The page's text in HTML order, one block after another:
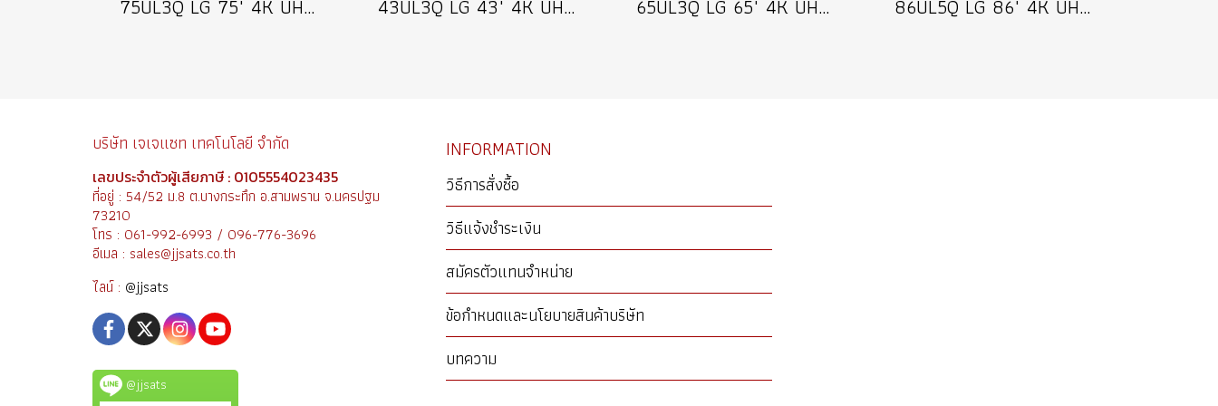
75UL3Q LG 75" 4K UHD Digital Signage 350 nits Information Display จอแสดงผลแบบดิจิทัลไซเน็จขนาด 75 นิ้ว ป้ายประชาสัมพันธ์เชิงพาณิชย์ รุ่น 75UL3Q 43UL3Q LG 43" 4K UHD Digital Signage 350 nits Information Display จอแสดงผลแบบดิจิทัลไซเน็จขนาด 43 นิ้ว ป้ายประชาสัมพันธ์เชิงพาณิชย์ รุ่น 43UL3Q 65UL3Q LG 65" 4K UHD Digital Signage 350 nits Information Display จอแสดงผลแบบดิจิทัลไซเน็จขนาด 65 นิ้ว ป้ายประชาสัมพันธ์เชิงพาณิชย์ รุ่น 65UL3Q 86UL5Q LG 86" 4K UHD Digital Signage 500 nits Information Display จอแสดงผลแบบดิจิทัลไซเน็จขนาด 86 นิ้ว ป้ายประชาสัมพันธ์เชิงพาณิชย์ รุ่น 86UL5Q
บริษัท เจเจแซท เทคโนโลยี จำกัด
เลขประจำตัวผู้เสียภาษี : 0105554023435
ที่อยู่ : 54/52 ม.8 ต.บางกระทึก อ.สามพราน จ.นครปฐม
73210
โทร : 061-992-6993 / 096-776-3696
อีเมล : sales@jjsats.co.th
ไลน์ : @jjsats
@jjsats
INFORMATION
วิธีการสั่งซื้อ
วิธีแจ้งชำระเงิน
สมัครตัวแทนจำหน่าย
ข้อกำหนดและนโยบายสินค้าบริษัท
บทความ